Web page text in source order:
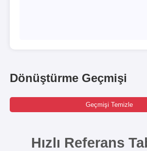
Dönüştürme Geçmişi
Geçmişi Temizle
Hızlı Referans